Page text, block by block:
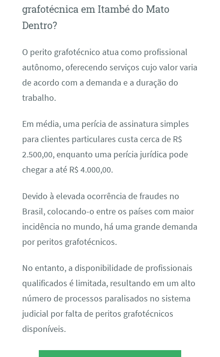
grafotécnica em Itambé do Mato
Dentro?
O perito grafotécnico atua como profissional
autônomo, oferecendo serviços cujo valor varia
de acordo com a demanda e a duração do
trabalho.
Em média, uma perícia de assinatura simples
para clientes particulares custa cerca de R$
2.500,00, enquanto uma perícia jurídica pode
chegar a até R$ 4.000,00.
Devido à elevada ocorrência de fraudes no
Brasil, colocando-o entre os países com maior
incidência no mundo, há uma grande demanda
por peritos grafotécnicos.
No entanto, a disponibilidade de profissionais
qualificados é limitada, resultando em um alto
número de processos paralisados no sistema
judicial por falta de peritos grafotécnicos
disponíveis.